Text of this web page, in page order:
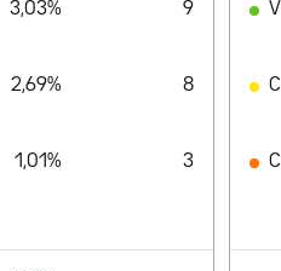
3,03% 9
2,69% 8
1,01% 3